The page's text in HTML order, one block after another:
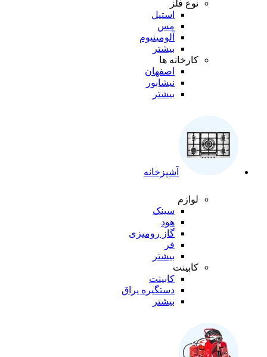
نوع فلز
استیل
مس
آلومینیوم
بیشتر
کارخانه ها
اصفهان
نیشابور
بیشتر
آشپزخانه
لوازم
سینک
هود
گاز رومیزی
فر
بیشتر
کابینت
کابینت
دستگیره یراق
بیشتر